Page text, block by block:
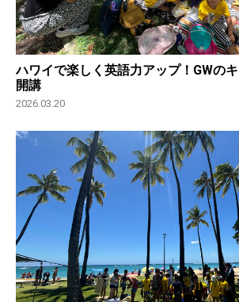
ハワイで楽しく英語力アップ！GWの
開講
2026.03.20